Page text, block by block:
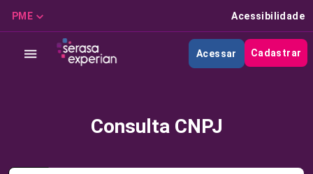
PME Acessibilidade
Acessar Cadastrar
Consulta CNPJ